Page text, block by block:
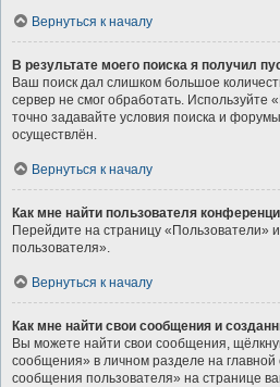
Вернуться к началу
В результате моего поиска я получил
Ваш поиск дал слишком большое
сервер не смог обработать.
точно задавайте условия поиска и
осуществлён.
Вернуться к началу
Как мне найти пользователя
Перейдите на страницу «Пользователи»
пользователя».
Вернуться к началу
Как мне найти свои сообщения и
Вы можете найти свои сообщения,
сообщения» в личном разделе на
сообщения пользователя» на странице